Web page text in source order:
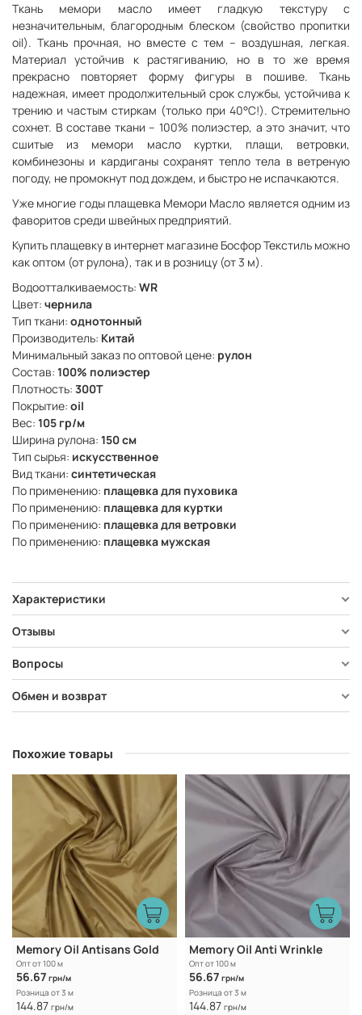
Ткань мемори масло имеет гладкую текстуру с
незначительным, благородным блеском (свойство пропитки
oil). Ткань прочная, но вместе с тем – воздушная, легкая.
Материал устойчив к растягиванию, но в то же время
прекрасно повторяет форму фигуры в пошиве. Ткань
надежная, имеет продолжительный срок службы, устойчива к
трению и частым стиркам (только при 40°С!). Стремительно
сохнет. В составе ткани – 100% полиэстер, а это значит, что
сшитые из мемори масло куртки, плащи, ветровки,
комбинезоны и кардиганы сохранят тепло тела в ветреную
погоду, не промокнут под дождем, и быстро не испачкаются.
Уже многие годы плащевка Мемори Масло является одним из
фаворитов среди швейных предприятий.
Купить плащевку в интернет магазине Босфор Текстиль можно
как оптом (от рулона), так и в розницу (от 3 м).
Водоотталкиваемость: WR
Цвет: чернила
Тип ткани: однотонный
Производитель: Китай
Минимальный заказ по оптовой цене: рулон
Состав: 100% полиэстер
Плотность: 300Т
Покрытие: oil
Вес: 105 гр/м
Ширина рулона: 150 см
Тип сырья: искусственное
Вид ткани: синтетическая
По применению: плащевка для пуховика
По применению: плащевка для куртки
По применению: плащевка для ветровки
По применению: плащевка мужская
Характеристики
Отзывы
Вопросы
Обмен и возврат
Похожие товары
Memory Oil Antisans Gold
Опт от 100 м
56.67 грн/м
Розница от 3 м
144.87 грн/м
Memory Oil Anti Wrinkle
Опт от 100 м
56.67 грн/м
Розница от 3 м
144.87 грн/м